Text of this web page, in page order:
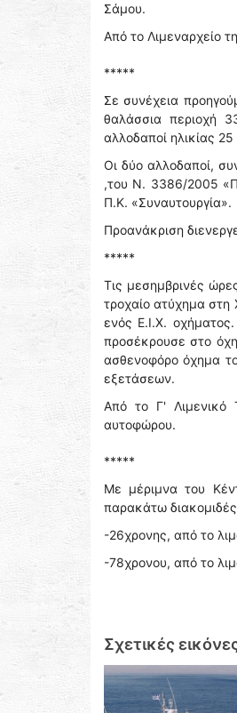
Σάμου.
Από το Λιμεναρχείο
*****
Σε συνέχεια
θαλάσσια περιοχή
αλλοδαποί ηλικίας
Οι δύο αλλοδαποί,
,του Ν. 3386/2005
Π.Κ. «Συναυτουργία».
Προανάκριση
*****
Τις μεσημβρινές
τροχαίο ατύχημα
ενός Ε.Ι.Χ.
προσέκρουσε στο
ασθενοφόρο όχημα
εξετάσεων.
Από το Γ' Λιμενικό
αυτοφώρου.
*****
Με μέριμνα του
παρακάτω
-26χρονης, από το
-78χρονου, από το
Σχετικές